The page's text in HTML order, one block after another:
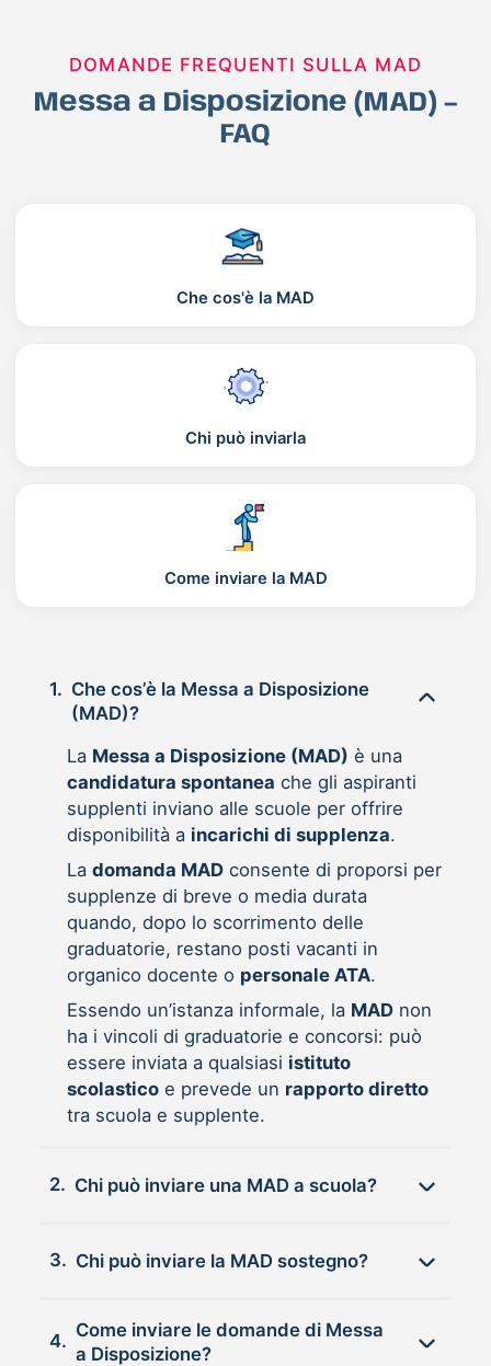
DOMANDE FREQUENTI SULLA MAD
Messa a Disposizione (MAD) –
FAQ
Che cos'è la MAD
Chi può inviarla
Come inviare la MAD
1. Che cos’è la Messa a Disposizione
(MAD)?
La Messa a Disposizione (MAD) è una
candidatura spontanea che gli aspiranti
supplenti inviano alle scuole per offrire
disponibilità a incarichi di supplenza.
La domanda MADconsente di proporsi per
supplenze di breve o media durata
quando, dopo lo scorrimento delle
graduatorie, restano posti vacanti in
organico docente o personale ATA.
Essendo un’istanza informale, la MADnon
ha i vincoli di graduatorie e concorsi: può
essere inviata a qualsiasi istituto
scolasticoe prevede un rapporto diretto
tra scuola e supplente.
2. Chi può inviare una MAD a scuola?
3. Chi può inviare la MAD sostegno?
4.
Come inviare le domande di Messa
a Disposizione?